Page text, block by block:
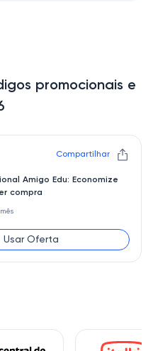
promocionais e
Compartilhar
Amigo Edu: Economize
compra
Usar Oferta